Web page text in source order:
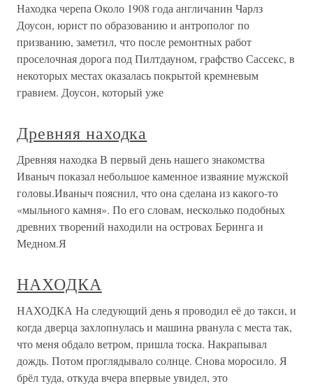
Находка черепа Около 1908 года англичанин Чарлз
Доусон, юрист по образованию и антрополог по
призванию, заметил, что после ремонтных работ
проселочная дорога под Пилтдауном, графство Сассекс, в
некоторых местах оказалась покрытой кремневым
гравием. Доусон, который уже
Древняя находка
Древняя находка В первый день нашего знакомства
Иваныч показал небольшое каменное изваяние мужской
головы.Иваныч пояснил, что она сделана из какого-то
«мыльного камня». По его словам, несколько подобных
древних творений находили на островах Беринга и
Медном.Я
НАХОДКА
НАХОДКА На следующий день я проводил её до такси, и
когда дверца захлопнулась и машина рванула с места так,
что меня обдало ветром, пришла тоска. Накрапывал
дождь. Потом проглядывало солнце. Снова моросило. Я
брёл туда, откуда вчера впервые увидел, это